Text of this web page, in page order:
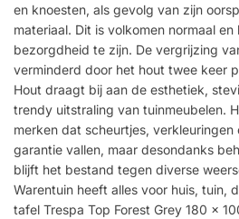
en knoesten, als gevolg van zijn
materiaal. Dit is volkomen normaal
bezorgdheid te zijn. De vergrijzing
verminderd door het hout twee keer
Hout draagt bij aan de esthetiek,
trendy uitstraling van tuinmeubelen.
merken dat scheurtjes,
garantie vallen, maar desondanks
blijft het bestand tegen diverse
Warentuin heeft alles voor huis, tuin,
tafel Trespa Top Forest Grey 180 x